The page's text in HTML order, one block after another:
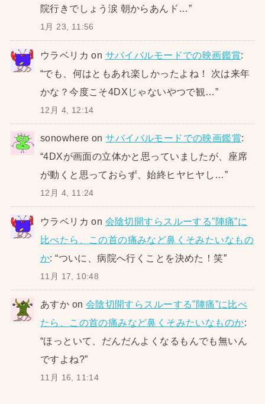
院行きでしょう涙 朝からあんド…”
1月 23, 11:56
ウラベリカ on サバイバルモードでの映画鑑賞:
“でも、何はともあれ楽しかったよね！ 次は来年
かな？今度こそ4DXじゃないやつで観…”
12月 4, 12:14
sonowhere onサバイバルモードでの映画鑑賞:
“4DXが画面の立体かと思っていましたが、座席
が動くと思っておらず、始終ヒヤヒヤし…”
12月 4, 11:24
ウラベリカ on 会陰切開すらスルーする”陣痛”に
比べたら、この首の痛みなど鼻くそみたいなもの
か: “ついに、病院へ行くことを決めた！笑”
11月 17, 10:48
あすか on 会陰切開すらスルーする”陣痛”に比べ
たら、この首の痛みなど鼻くそみたいなものか:
“ほっといて、だんだんよくなるもんでも無いん
ですよね?”
11月 16, 11:14